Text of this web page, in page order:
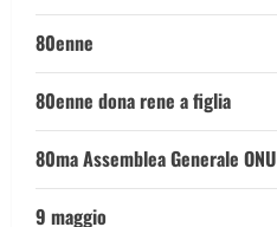
80enne
80enne dona rene a figlia
80ma Assemblea Generale ONU
9 maggio